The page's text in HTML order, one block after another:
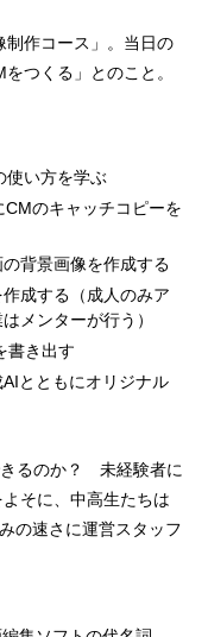
制作コース」。当日の
つくる」とのこと。
使い方を学ぶ
のキャッチコピーを
背景画像を作成する
成する（成人のみア
メンターが行う）
書き出す
とともにオリジナル
るのか？ 未経験者に
そに、中高生たちは
の速さに運営スタッフ